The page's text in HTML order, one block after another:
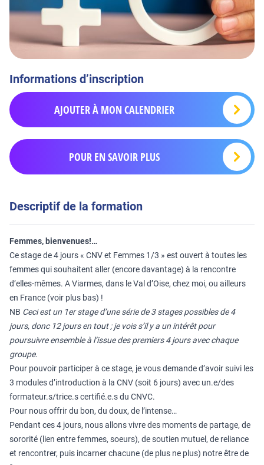
Informations d’inscription
AJOUTER À MON CALENDRIER
POUR EN SAVOIR PLUS
Descriptif de la formation
Femmes, bienvenues!…
Ce stage de 4 jours « CNV et Femmes 1/3 » est ouvert à toutes les
femmes qui souhaitent aller (encore davantage) à la rencontre
d’elles-mêmes. A Viarmes, dans le Val d’Oise, chez moi, ou ailleurs
en France (voir plus bas) !
NB Ceci est un 1er stage d’une série de 3 stages possibles de 4
jours, donc 12 jours en tout ; je vois s’il y a un intérêt pour
poursuivre ensemble à l’issue des premiers 4 jours avec chaque
groupe.
Pour pouvoir participer à ce stage, je vous demande d’avoir suivi les
3 modules d’introduction à la CNV (soit 6 jours) avec un.e/des
formateur.s/trice.s certifié.e.s du CNVC.
Pour nous offrir du bon, du doux, de l’intense…
Pendant ces 4 jours, nous allons vivre des moments de partage, de
sororité (lien entre femmes, soeurs), de soutien mutuel, de reliance
et rencontrer, puis incarner chacune (de plus ne plus) notre être de